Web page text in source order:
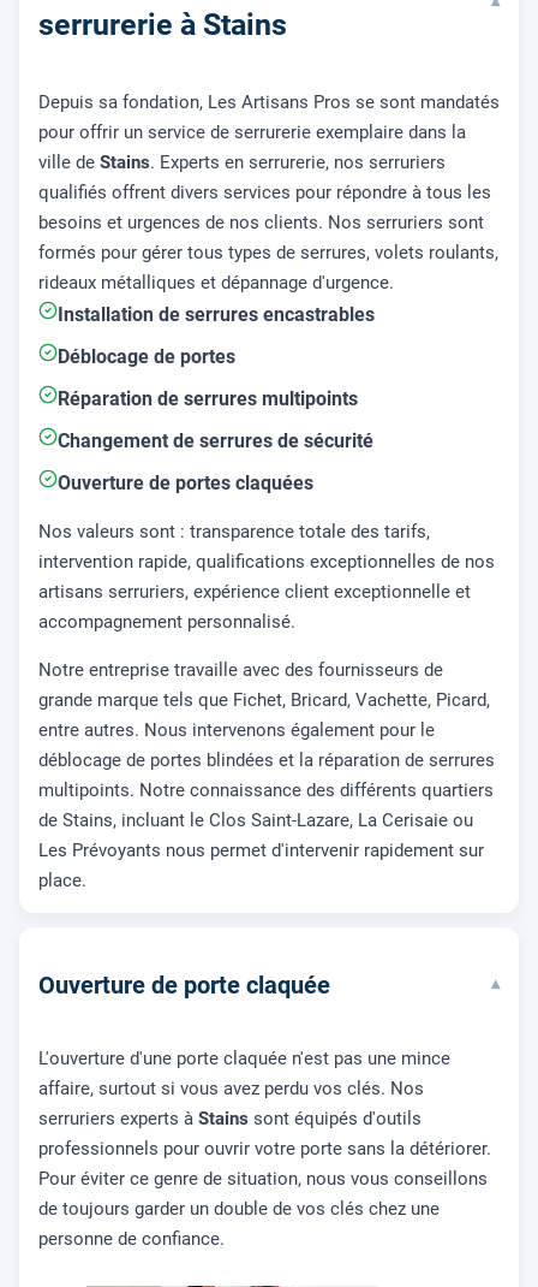
serrurerie à Stains
Depuis sa fondation, Les Artisans Pros se sont mandatés
pour offrir un service de serrurerie exemplaire dans la
ville de Stains. Experts en serrurerie, nos serruriers
qualifiés offrent divers services pour répondre à tous les
besoins et urgences de nos clients. Nos serruriers sont
formés pour gérer tous types de serrures, volets roulants,
rideaux métalliques et dépannage d'urgence.
Installation de serrures encastrables
Déblocage de portes
Réparation de serrures multipoints
Changement de serrures de sécurité
Ouverture de portes claquées
Nos valeurs sont : transparence totale des tarifs,
intervention rapide, qualifications exceptionnelles de nos
artisans serruriers, expérience client exceptionnelle et
accompagnement personnalisé.
Notre entreprise travaille avec des fournisseurs de
grande marque tels que Fichet, Bricard, Vachette, Picard,
entre autres. Nous intervenons également pour le
déblocage de portes blindées et la réparation de serrures
multipoints. Notre connaissance des différents quartiers
de Stains, incluant le Clos Saint-Lazare, La Cerisaie ou
Les Prévoyants nous permet d'intervenir rapidement sur
place.
Ouverture de porte claquée ▾
L'ouverture d'une porte claquée n'est pas une mince
affaire, surtout si vous avez perdu vos clés. Nos
serruriers experts à Stains sont équipés d'outils
professionnels pour ouvrir votre porte sans la détériorer.
Pour éviter ce genre de situation, nous vous conseillons
de toujours garder un double de vos clés chez une
personne de confiance.